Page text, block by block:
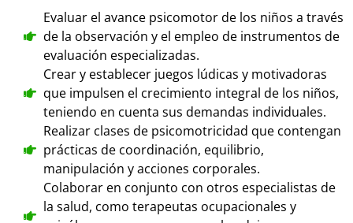
Evaluar el avance psicomotor de los niños a través
de la observación y el empleo de instrumentos de
evaluación especializadas.
Crear y establecer juegos lúdicas y motivadoras
que impulsen el crecimiento integral de los niños,
teniendo en cuenta sus demandas individuales.
Realizar clases de psicomotricidad que contengan
prácticas de coordinación, equilibrio,
manipulación y acciones corporales.
Colaborar en conjunto con otros especialistas de
la salud, como terapeutas ocupacionales y